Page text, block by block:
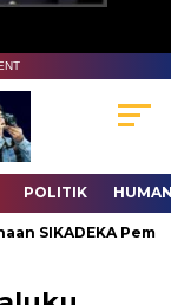
POLITIK
SIKADEKA Pemilu